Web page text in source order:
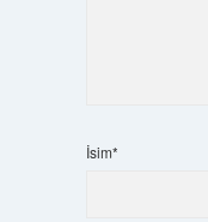
İsim*